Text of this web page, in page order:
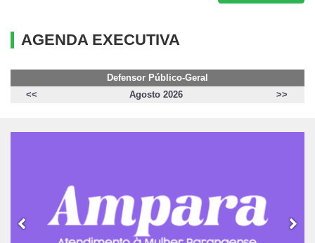
AGENDA EXECUTIVA
Defensor Público-Geral
<<
Agosto 2026 >>